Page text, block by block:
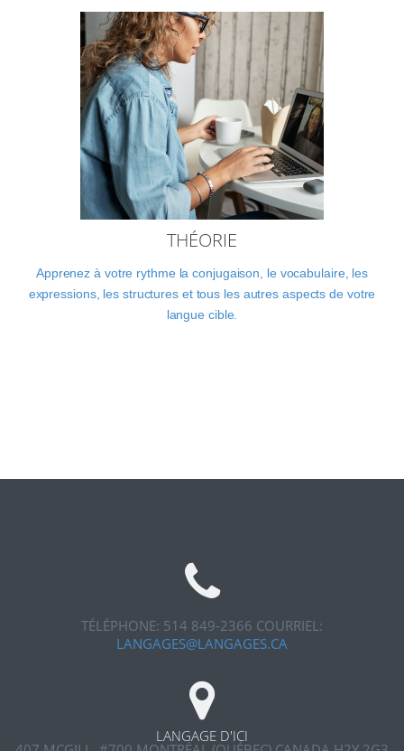
THÉORIE
Apprenez à votre rythme la conjugaison, le vocabulaire, les
expressions, les structures et tous les autres aspects de votre
langue cible.
TÉLÉPHONE: 514 849-2366 COURRIEL:
LANGAGES@LANGAGES.CA
LANGAGE D'ICI